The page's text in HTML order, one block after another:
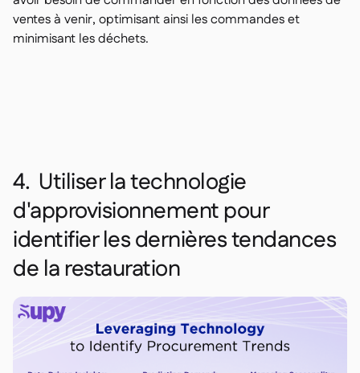
ventes à venir, optimisant ainsi les commandes et
minimisant les déchets.
4. Utiliser la technologie
d'approvisionnement pour
identifier les dernières tendances
de la restauration